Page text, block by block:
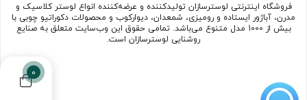
0
فروشگاه اینترنتی لوسترسازان تولیدکننده و عرضه‌کننده انواع لوستر کلاسیک و
مدرن، آباژور ایستاده و رومیزی، شمعدان، دیوارکوب و محصولات دکوراتیو چوبی با
بیش از 1000 مدل متنوع می‌باشد. تمامی حقوق این وب‌سایت متعلق به صنایع
روشنایی لوسترسازان است.